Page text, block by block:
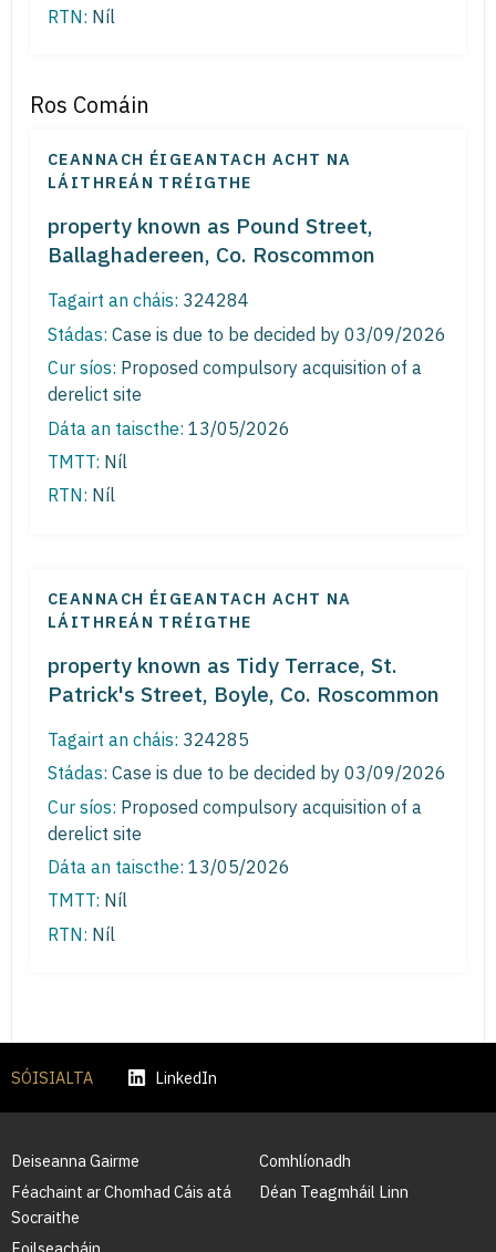
RTN: Níl
Ros Comáin
CEANNACH ÉIGEANTACH ACHT NA
LÁITHREÁN TRÉIGTHE
property known as Pound Street,
Ballaghadereen, Co. Roscommon
Tagairt an cháis: 324284
Stádas: Case is due to be decided by 03/09/2026
Cur síos: Proposed compulsory acquisition of a
derelict site
Dáta an taiscthe: 13/05/2026
TMTT: Níl
RTN: Níl
CEANNACH ÉIGEANTACH ACHT NA
LÁITHREÁN TRÉIGTHE
property known as Tidy Terrace, St.
Patrick's Street, Boyle, Co. Roscommon
Tagairt an cháis: 324285
Stádas: Case is due to be decided by 03/09/2026
Cur síos: Proposed compulsory acquisition of a
derelict site
Dáta an taiscthe: 13/05/2026
TMTT: Níl
RTN: Níl
SÓISIALTA LinkedIn
Deiseanna Gairme
Féachaint ar Chomhad Cáis atá
Socraithe
Foilseacháin
Comhlíonadh
Déan Teagmháil Linn